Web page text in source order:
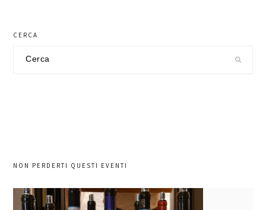
CERCA
NON PERDERTI QUESTI EVENTI